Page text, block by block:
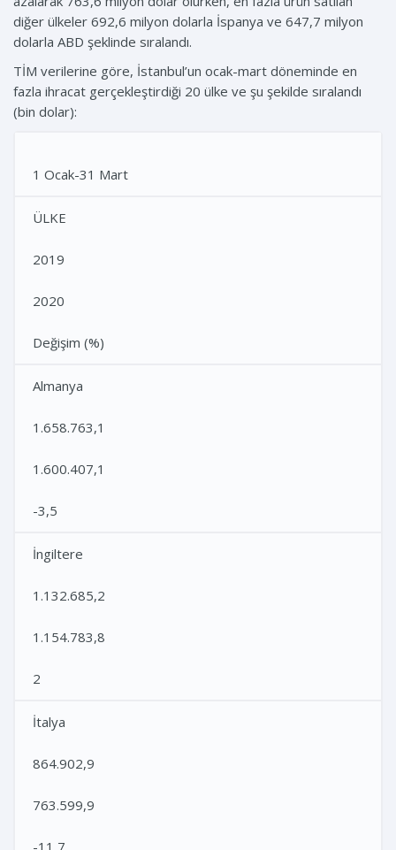
diğer ülkeler 692,6 milyon dolarla İspanya ve 647,7 milyon
dolarla ABD şeklinde sıralandı.
TİM verilerine göre, İstanbul’un ocak-mart döneminde en
fazla ihracat gerçekleştirdiği 20 ülke ve şu şekilde sıralandı
(bin dolar):
1 Ocak-31 Mart
ÜLKE
2019
2020
Değişim (%)
Almanya
1.658.763,1
1.600.407,1
-3,5
İngiltere
1.132.685,2
1.154.783,8
2
İtalya
864.902,9
763.599,9